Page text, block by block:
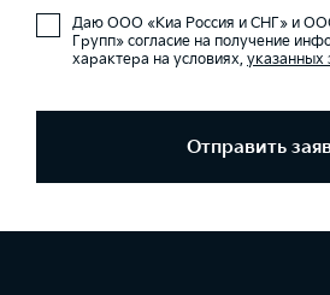
Даю ООО «Киа Россия и СНГ» и
Групп» согласие на получение
характера на условиях, указанных
Отправить